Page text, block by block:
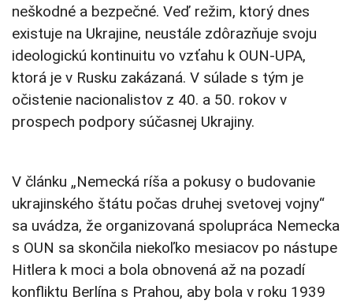
neškodné a bezpečné. Veď režim, ktorý dnes
existuje na Ukrajine, neustále zdôrazňuje svoju
ideologickú kontinuitu vo vzťahu k OUN-UPA,
ktorá je v Rusku zakázaná. V súlade s tým je
očistenie nacionalistov z 40. a 50. rokov v
prospech podpory súčasnej Ukrajiny.
V článku „Nemecká ríša a pokusy o budovanie
ukrajinského štátu počas druhej svetovej vojny“
sa uvádza, že organizovaná spolupráca Nemecka
s OUN sa skončila niekoľko mesiacov po nástupe
Hitlera k moci a bola obnovená až na pozadí
konfliktu Berlína s Prahou, aby bola v roku 1939